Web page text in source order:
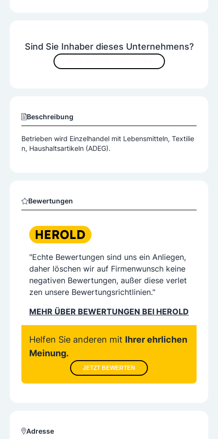
Sind Sie Inhaber dieses Unternehmens?
Beschreibung
Betrieben wird Einzelhandel mit Lebensmitteln, Textilie
n, Haushaltsartikeln (ADEG).
Bewertungen
"Echte Bewertungen sind uns ein Anliegen,
daher löschen wir auf Firmenwunsch keine
negativen Bewertungen, außer diese verlet
zen unsere Bewertungsrichtlinien."
MEHR ÜBER BEWERTUNGEN BEI HEROLD
Helfen Sie anderen mit Ihrer ehrlichen
Meinung.
JETZT BEWERTEN
Adresse